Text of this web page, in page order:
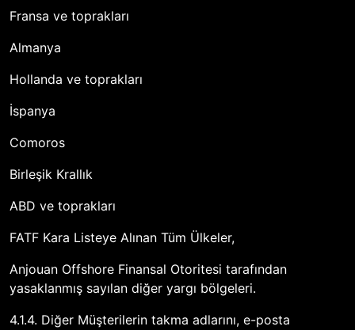
Fransa ve toprakları
Almanya
Hollanda ve toprakları
İspanya
Comoros
Birleşik Krallık
ABD ve toprakları
FATF Kara Listeye Alınan Tüm Ülkeler,
Anjouan Offshore Finansal Otoritesi tarafından
yasaklanmış sayılan diğer yargı bölgeleri.
4.1.4. Diğer Müşterilerin takma adlarını, e-posta